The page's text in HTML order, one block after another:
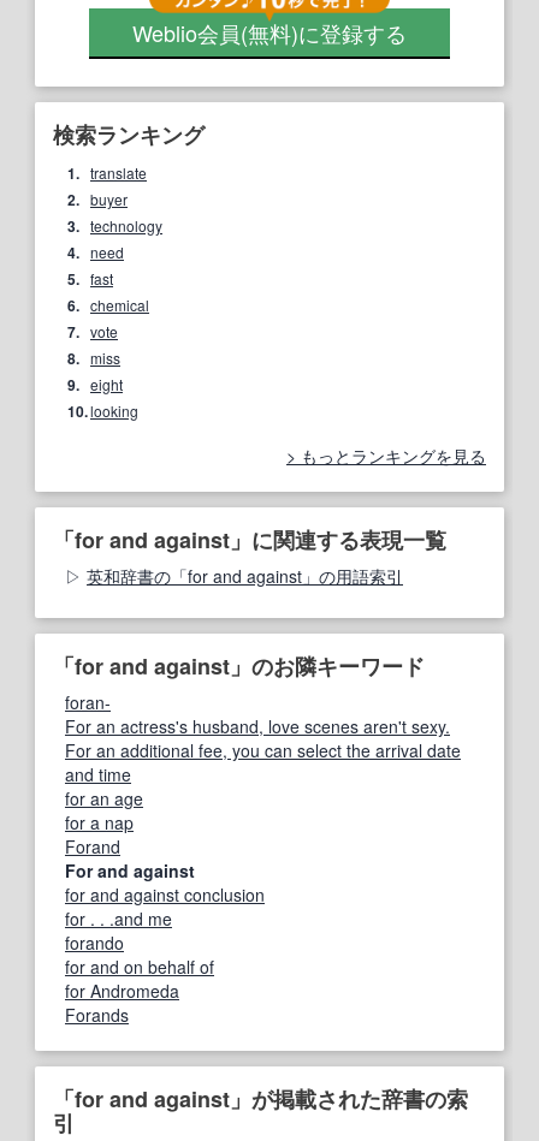
Weblio会員(無料)に登録する
検索ランキング
1. translate
2. buyer
3. technology
4. need
5. fast
6. chemical
7. vote
8. miss
9. eight
10.looking
もっとランキングを見る
「for and against」に関連する表現一覧
英和辞書の「for and against」の用語索引
「for and against」のお隣キーワード
foran-
For an actress's husband, love scenes aren't sexy.
For an additional fee, you can select the arrival date
and time
for an age
for a nap
Forand
For and against
for and against conclusion
for . . .and me
forando
for and on behalf of
for Andromeda
Forands
「for and against」が掲載された辞書の索
引